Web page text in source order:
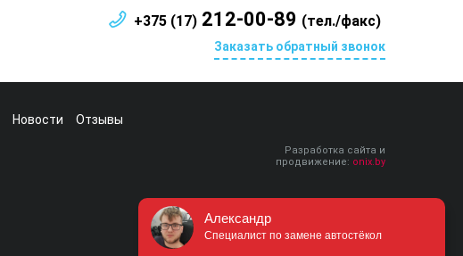
+375 (17)212-00-89 (тел./факс)
Заказать обратный звонок
Новости Отзывы
Разработка сайта и
продвижение: onix.by
Александр
Специалист по замене автостёкол